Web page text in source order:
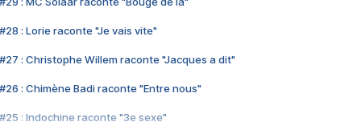
#28 : Lorie raconte "Je vais vite"
#27 : Christophe Willem raconte "Jacques a dit"
#26 : Chimène Badi raconte "Entre nous"
#25 : Indochine raconte "3e sexe"